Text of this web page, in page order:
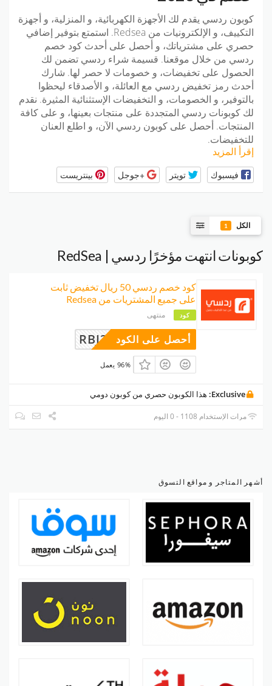
كوبون ردسي يقدم لك الأجهزة الكهربائية، و المنزلية، و أجهزة
التكييف، و الإلكترونيات من Redsea. استمتع بتوفير إضافي
حصري على مشترياتك، و أحصل على أحدث كود خصم
ردسي من خلال موقعنا. قسيمة شراء ردسي تضمن لك
الحصول على تخفيضات، و خصومات لا حصر لها. شارك
أحدث رمز تخفيض ردسي مع العائلة، و الأصدقاء ليحظوا
بالتوفير، و الخصومات، و التخفيضات الإستثنائية المثيرة. نقدم
لك كوبونات ردسي المتجددة على منتجات بعينها، و على كافة
المنتجات. أحصل على كوبون ردسي الآن، و اطلع العنان
للتخفيضات.
إقرأ المزيد
فيسبوك تويتر +جوجل بينتريست
الكل 1
كوبونات انتهت مؤخرًا ردسي | RedSea
كود خصم ردسي 50 ريال تخفيض ثابت
على جميع المشتريات من Redsea
كود منتهى
RBJ3W7KDأحصل على الكود
96% يعمل
Exclusive: هذا الكوبون حصري من كوبون دومي
مرات الإستخدام 1108 - 0 اليوم
أشهر المتاجر و مواقع التسوق